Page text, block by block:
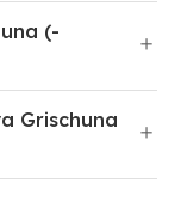
(-
Grischuna